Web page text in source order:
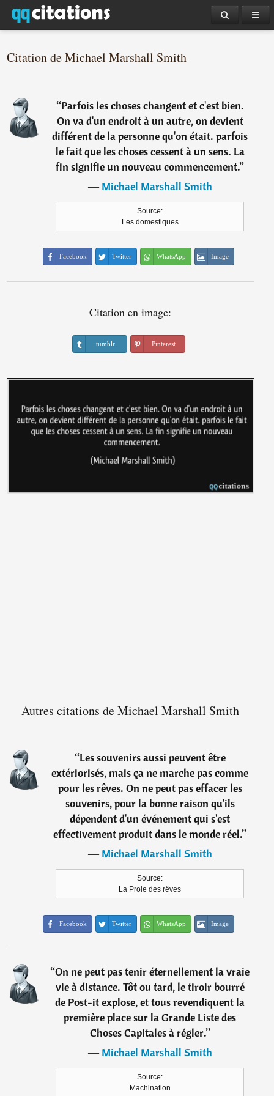
Citation de Michael Marshall Smith
“Parfois les choses changent et c'est bien.
On va d'un endroit à un autre, on devient
différent de la personne qu'on était. parfois
le fait que les choses cessent à un sens. La
fin signifie un nouveau commencement.”
―Michael Marshall Smith
Source:
Les domestiques
Facebook Twitter WhatsApp Image
Citation en image:
tumblr Pinterest
Autres citations de Michael Marshall Smith
“Les souvenirs aussi peuvent être
extériorisés, mais ça ne marche pas comme
pour les rêves. On ne peut pas effacer les
souvenirs, pour la bonne raison qu'ils
dépendent d'un événement qui s'est
effectivement produit dans le monde réel.”
―Michael Marshall Smith
Source:
La Proie des rêves
Facebook Twitter WhatsApp Image
“On ne peut pas tenir éternellement la vraie
vie à distance. Tôt ou tard, le tiroir bourré
de Post-it explose, et tous revendiquent la
première place sur la Grande Liste des
Choses Capitales à régler.”
―Michael Marshall Smith
Source:
Machination